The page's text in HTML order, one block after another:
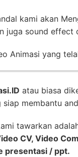
kami akan
juga sound effect
Animasi yang
atau biasa
siap membantu
tawarkan
CV, Video
presentasi / ppt.